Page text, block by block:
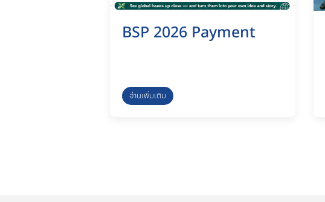
BSP 2026 Payment
อ่านเพิ่มเติม